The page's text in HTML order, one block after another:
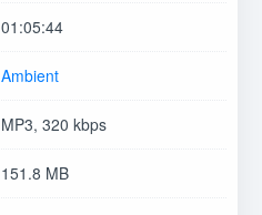
01:05:44
Ambient
MP3, 320 kbps
151.8 MB